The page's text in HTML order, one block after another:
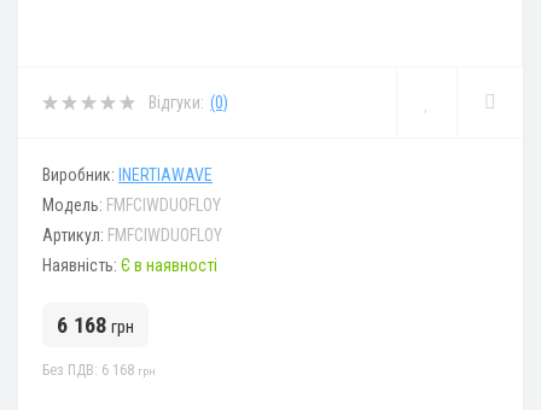
Відгуки: (0)
Виробник: INERTIAWAVE
Модель: FMFCIWDUOFLOY
Артикул: FMFCIWDUOFLOY
Наявність: Є в наявності
6 168 грн
Без ПДВ: 6 168 грн